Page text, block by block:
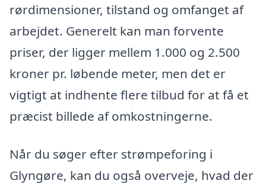
rørdimensioner, tilstand og omfanget af
arbejdet. Generelt kan man forvente
priser, der ligger mellem 1.000 og 2.500
kroner pr. løbende meter, men det er
vigtigt at indhente flere tilbud for at få et
præcist billede af omkostningerne.
Når du søger efter strømpeforing i
Glyngøre, kan du også overveje, hvad der